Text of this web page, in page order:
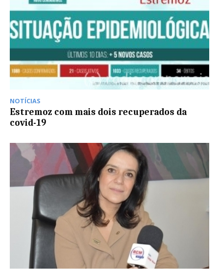
NOTÍCIAS
Estremoz com mais dois recuperados da
covid-19